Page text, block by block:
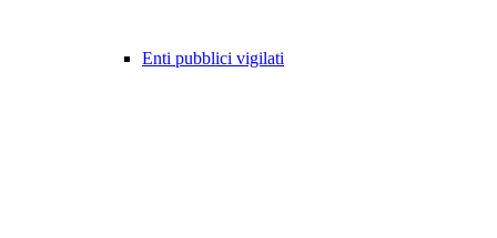
Enti pubblici vigilati